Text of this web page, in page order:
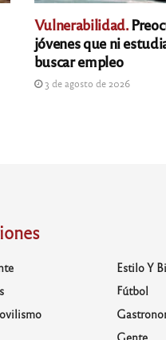
Vulnerabilidad.
jóvenes que ni
buscar empleo
3 de agosto de 2026
Estilo Y
Fútbol
Gente